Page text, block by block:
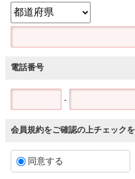
電話番号
-
会員規約をご確認の上チェック
同意する